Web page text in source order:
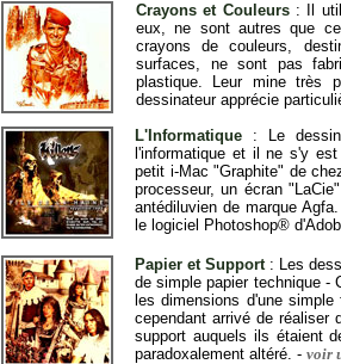
Crayons et Couleurs: Il
eux, ne sont autres que
crayons de couleurs,
surfaces, ne sont pas
plastique. Leur mine très
dessinateur apprécie
L'Informatique
: Le
l'informatique et il ne s'y
petit i-Mac "Graphite" de
processeur, un écran
antédiluvien de marque
le logiciel Photoshop®
Papier et Support: Les
de simple papier technique -
les dimensions d'une
cependant arrivé de réaliser
support auquels ils étaient
paradoxalement altéré. - voir